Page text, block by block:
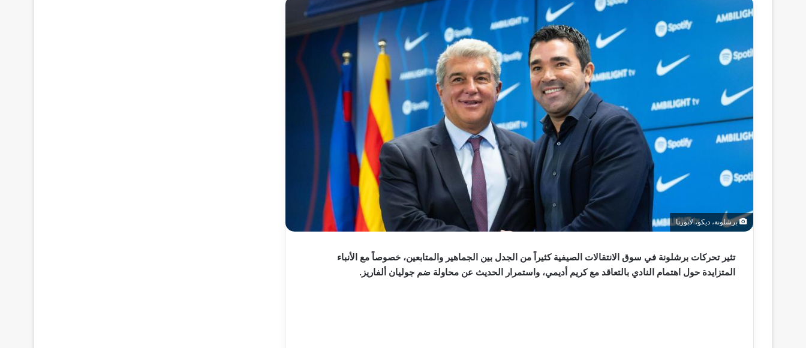
برشلونة، ديكو، لابورتا
تثير تحركات برشلونة في سوق الانتقالات الصيفية كثيراً من الجدل بين الجماهير والمتابعين، خصوصاً مع الأنباء
المتزايدة حول اهتمام النادي بالتعاقد مع كريم أديمي، واستمرار الحديث عن محاولة ضم جوليان ألفاريز.